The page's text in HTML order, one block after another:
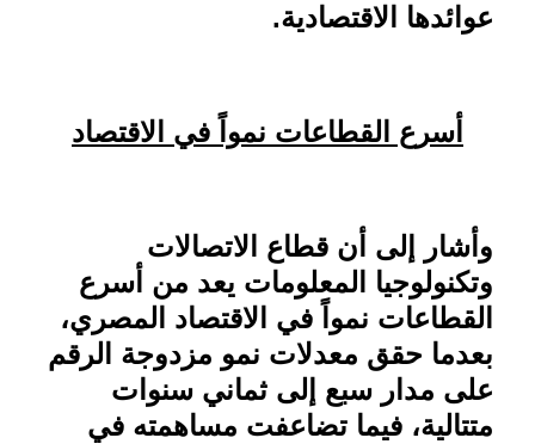
عوائدها الاقتصادية.
أسرع القطاعات نمواً في الاقتصاد
وأشار إلى أن قطاع الاتصالات
وتكنولوجيا المعلومات يعد من أسرع
القطاعات نمواً في الاقتصاد المصري،
بعدما حقق معدلات نمو مزدوجة الرقم
على مدار سبع إلى ثماني سنوات
متتالية، فيما تضاعفت مساهمته في